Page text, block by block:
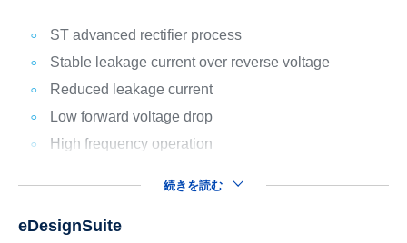
ST advanced rectifier process
Stable leakage current over reverse voltage
Reduced leakage current
Low forward voltage drop
High frequency operation
続きを読む
eDesignSuite